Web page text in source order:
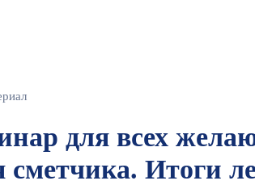
для всех
сметчика. Итоги